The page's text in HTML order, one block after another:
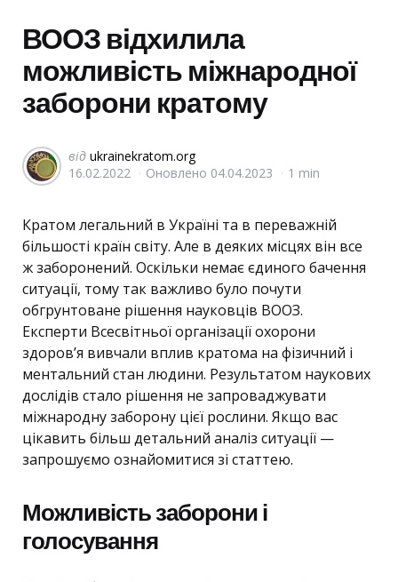
ВООЗ відхилила
можливість міжнародної
заборони кратому
Запис
від
від ukrainekratom.org
16.02.2022
Оновлено 04.04.2023 1 min
Кратом легальний в Україні та в переважній
більшості країн світу. Але в деяких місцях він все
ж заборонений. Оскільки немає єдиного бачення
ситуації, тому так важливо було почути
обгрунтоване рішення науковців ВООЗ.
Експерти Всесвітньої організації охорони
здоров’я вивчали вплив кратома на фізичний і
ментальний стан людини. Результатом наукових
дослідів стало рішення не запроваджувати
міжнародну заборону цієї рослини. Якщо вас
цікавить більш детальний аналіз ситуації —
запрошуємо ознайомитися зі статтею.
Можливість заборони і
голосування